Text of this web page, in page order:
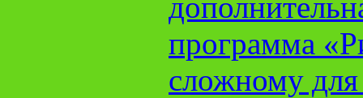
программа
сложному